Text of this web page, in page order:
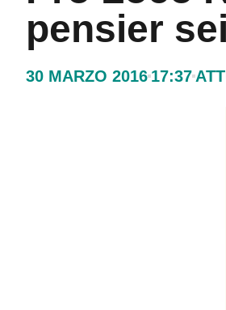
pensier
30 MARZO 2016 17:37